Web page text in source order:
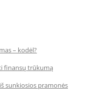
– kodėl?
finansų trūkumą
sunkiosios pramonės